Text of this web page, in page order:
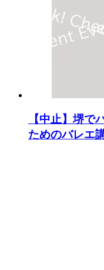
【中止】堺で
ためのバレエ